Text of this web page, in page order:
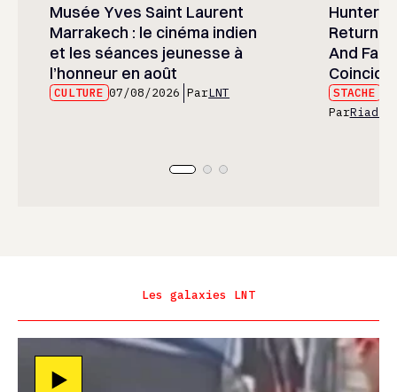
Musée Yves Saint Laurent
Marrakech : le cinéma indien
et les séances jeunesse à
l’honneur en août
CULTURE 07/08/2026 ParLNT
Hunter
And
STACHE
ParRiad
Les galaxies LNT